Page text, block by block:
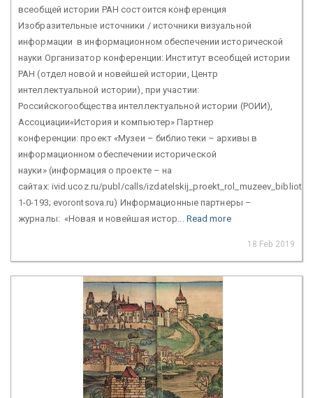
всеобщей истории РАН состоится конференция
Изобразительные источники / источники визуальной
информации в информационном обеспечении исторической
науки Организатор конференции: Институт всеобщей истории
РАН (отдел новой и новейшей истории, Центр
интеллектуальной истории), при участии:
Российскогообщества интеллектуальной истории (РОИИ),
Ассоциации«История и компьютер» Партнер
конференции: проект «Музеи – библиотеки – архивы в
информационном обеспечении исторической
науки» (информация о проекте – на
сайтах: ivid.ucoz.ru/publ/calls/
1-0-193; evorontsova.ru) Информационные партнеры –
журналы: «Новая и новейшая истор... Read more
18 Feb 2019